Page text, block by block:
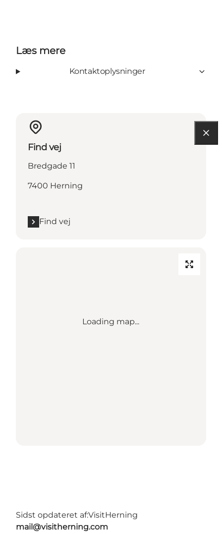
Læs mere
Kontaktoplysninger
Find vej
Bredgade 11
7400 Herning
Find vej
Loading map...
Sidst opdateret af:VisitHerning
mail@visitherning.com